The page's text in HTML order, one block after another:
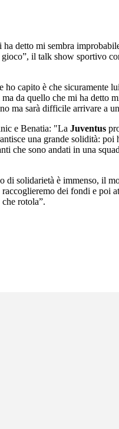
detto mi sembra
il talk show sportivo
ho capito è che sicuramente
da quello che mi ha detto
ma sarà difficile arrivare a
e Benatia: "La Juventus
una grande solidità: poi
che sono andati in una
di solidarietà è immenso, il
dei fondi e poi
rotola”.